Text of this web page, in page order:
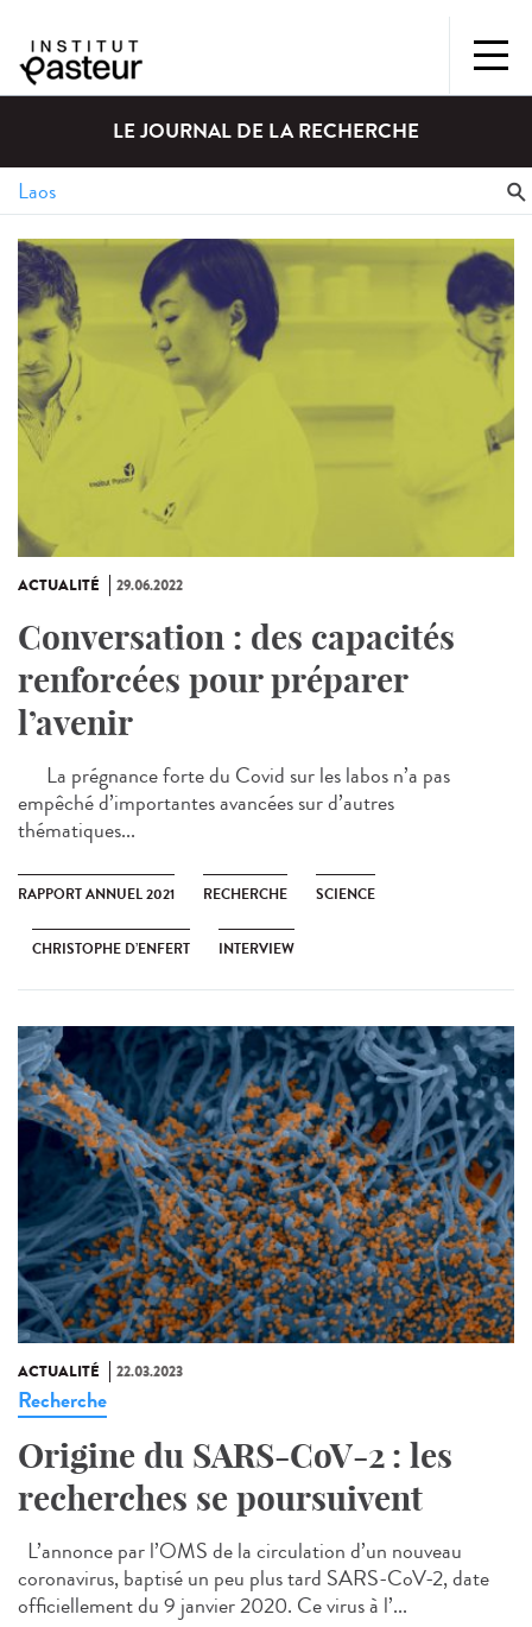
LE JOURNAL DE LA RECHERCHE
ACTUALITÉ 29.06.2022
Conversation : des capacités
renforcées pour préparer
l’avenir
La prégnance forte du Covid sur les labos n’a pas
empêché d’importantes avancées sur d’autres
thématiques...
RAPPORT ANNUEL 2021 RECHERCHE SCIENCE
CHRISTOPHE D’ENFERT INTERVIEW
ACTUALITÉ 22.03.2023
Recherche
Origine du SARS-CoV-2 : les
recherches se poursuivent
L’annonce par l’OMS de la circulation d’un nouveau
coronavirus, baptisé un peu plus tard SARS-CoV-2, date
officiellement du 9 janvier 2020. Ce virus à l’...